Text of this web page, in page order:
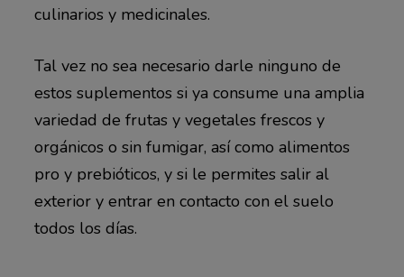
culinarios y medicinales.
Tal vez no sea necesario darle ninguno de
estos suplementos si ya consume una amplia
variedad de frutas y vegetales frescos y
orgánicos o sin fumigar, así como alimentos
pro y prebióticos, y si le permites salir al
exterior y entrar en contacto con el suelo
todos los días.